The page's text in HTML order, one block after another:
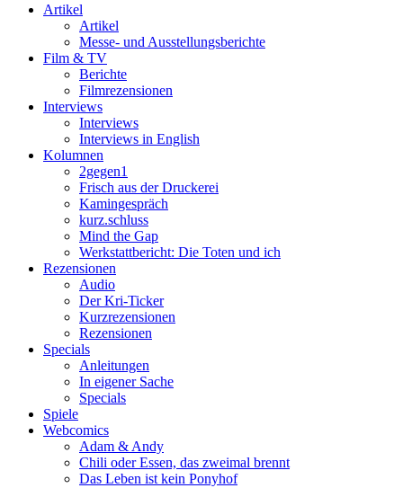
Artikel
Artikel
Messe- und Ausstellungsberichte
Film & TV
Berichte
Filmrezensionen
Interviews
Interviews
Interviews in English
Kolumnen
2gegen1
Frisch aus der Druckerei
Kamingespräch
kurz.schluss
Mind the Gap
Werkstattbericht: Die Toten und ich
Rezensionen
Audio
Der Kri-Ticker
Kurzrezensionen
Rezensionen
Specials
Anleitungen
In eigener Sache
Specials
Spiele
Webcomics
Adam & Andy
Chili oder Essen, das zweimal brennt
Das Leben ist kein Ponyhof